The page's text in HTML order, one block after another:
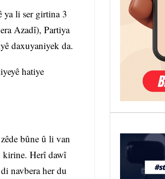
ya li ser girtina 3
Azadî), Partiya
daxuyaniyek da.
hatiye
bûne û li van
kirine. Herî dawî
navbera her du